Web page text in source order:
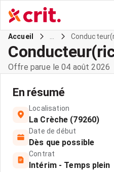
Accueil
Offre parue le 04 août 2026
En résumé
Localisation
La Crèche (79260)
Date de début
Dès que possible
Contrat
Intérim - Temps plein